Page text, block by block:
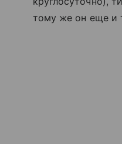
тому же он еще и